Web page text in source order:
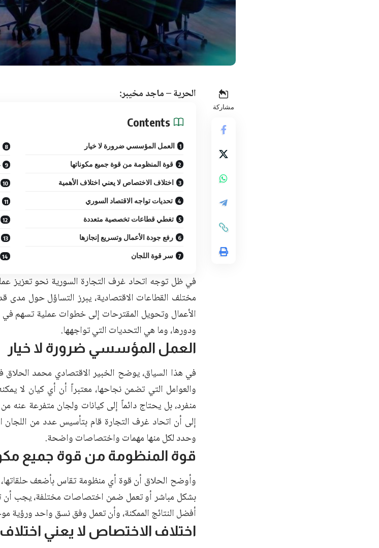
مشاركة
الحرية – ماجد مخيبر:
Contents
العمل المؤسسي ضرورة لا خيار
قوة المنظومة من قوة جميع مكوناتها
اختلاف الاختصاص لا يعني اختلاف الأهمية
تحديات تواجه الاقتصاد السوري
تغطي قطاعات تخصصية متعددة
رفع جودة الأعمال وتسريع إنجازها
سر قوة اللجان
في ظل توجه اتحاد غرف التجارة السورية نحو
مختلف القطاعات الاقتصادية، يبرز التساؤل حول مدى
الأعمال وتحويل المقترحات إلى خطوات عملية تسهم في
ودورها، وما هي التحديات التي تواجهها.
العمل المؤسسي ضرورة لا خيار
في هذا السياق، يوضح الخبير الاقتصادي محمد الحلاق
والعوامل التي تضمن نجاحها، معتبراً أن أي كيان لا
منفرد، بل يحتاج دائماً إلى كيانات ولجان متفرعة عنه
إلى أن اتحاد غرف التجارة قام بتأسيس عدد من اللجان
وحدد لكل منها مهمات واختصاصات واضحة.
قوة المنظومة من قوة جميع
وأوضح الحلاق أن قوة أي منظومة تقاس بأضعف حلقاتها،
بشكل مباشر أو تعمل ضمن اختصاصات مختلفة، يجب أن
أفضل النتائج الممكنة، وأن تعمل وفق نسق واحد ورؤية
اختلاف الاختصاص لا يعني